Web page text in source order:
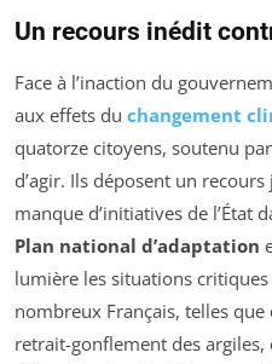
Un recours inédit
Face à l’inaction du
aux effets du changement
quatorze citoyens, soutenu
d’agir. Ils déposent un
manque d’initiatives de l’État
Plan national d’adaptation
lumière les situations
nombreux Français, telles
retrait-gonflement des